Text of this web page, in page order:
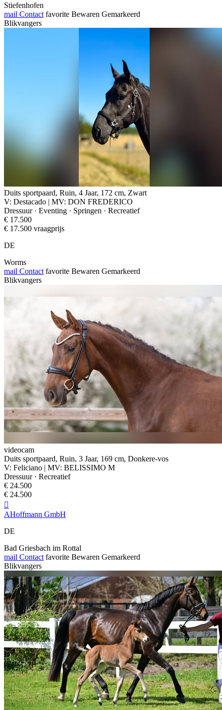
Stiefenhofen
mail Contact favorite Bewaren Gemarkeerd
Blikvangers
Duits sportpaard, Ruin, 4 Jaar, 172 cm, Zwart
V: Destacado | MV: DON FREDERICO
Dressuur · Eventing · Springen · Recreatief
€ 17.500
€ 17.500 vraagprijs
DE
Worms
mail Contact favorite Bewaren Gemarkeerd
Blikvangers
videocam
Duits sportpaard, Ruin, 3 Jaar, 169 cm, Donkere-vos
V: Feliciano | MV: BELISSIMO M
Dressuur · Recreatief
€ 24.500
€ 24.500

AHoffmann GmbH
DE
Bad Griesbach im Rottal
mail Contact favorite Bewaren Gemarkeerd
Blikvangers